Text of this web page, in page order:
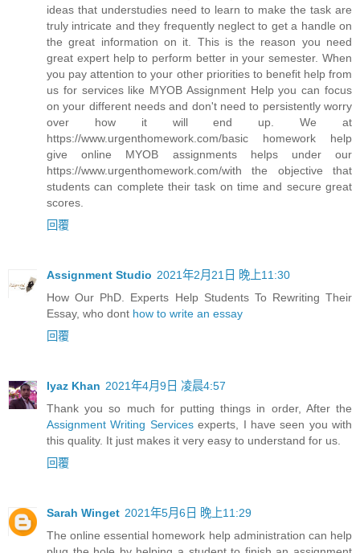
ideas that understudies need to learn to make the task are
truly intricate and they frequently neglect to get a handle on
the great information on it. This is the reason you need
great expert help to perform better in your semester. When
you pay attention to your other priorities to benefit help from
us for services like MYOB Assignment Help you can focus
on your different needs and don't need to persistently worry
over how it will end up. We at
https://www.urgenthomework.com/basic homework help
give online MYOB assignments helps under our
https://www.urgenthomework.com/with the objective that
students can complete their task on time and secure great
scores.
回覆
Assignment Studio 2021年2月21日 晚上11:30
How Our PhD. Experts Help Students To Rewriting Their
Essay, who dont how to write an essay
回覆
Iyaz Khan 2021年4月9日 凌晨4:57
Thank you so much for putting things in order, After the
Assignment Writing Servicesexperts, I have seen you with
this quality. It just makes it very easy to understand for us.
回覆
Sarah Winget 2021年5月6日 晚上11:29
The online essential homework help administration can help